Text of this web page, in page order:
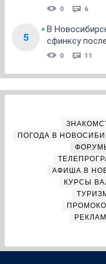
0 6
5
В
сфинксу
0 11
ПОГОДА В
АФИША В
КУРСЫ